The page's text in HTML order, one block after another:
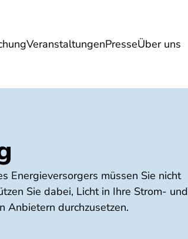
VeranstaltungenPresseÜber uns
Energie Reise Verträge
Energieversorgers müssen Sie nicht
Sie dabei, Licht in Ihre Strom- und
Anbietern durchzusetzen.